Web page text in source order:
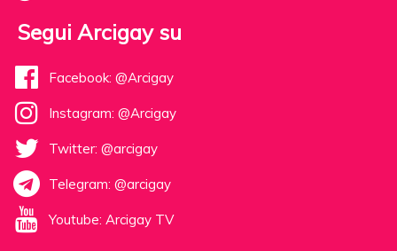
Segui Arcigay su
Facebook: @Arcigay
Instagram: @Arcigay
Twitter: @arcigay
Telegram: @arcigay
Youtube: Arcigay TV